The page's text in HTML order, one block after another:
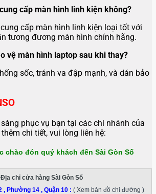
cấp màn hình linh kiện không?
cấp màn hình linh kiện loại tốt với
tương đương màn hình chính hãng.
vệ màn hình laptop sau khi thay?
sốc, tránh va đập mạnh, và dán bảo
phục vụ bạn tại các chi nhánh của
thêm chi tiết, vui lòng liên hệ:
chào đón quý khách đến Sài Gòn Số
Địa chỉ cửa hàng Sài Gòn Số
, Phường 14 , Quận 10: ( Xem bản đồ chỉ đường )